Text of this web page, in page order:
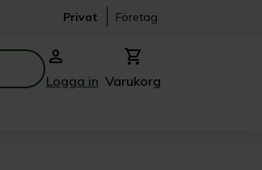
Privat Företag
person
Logga in
shopping_cart
Varukorg